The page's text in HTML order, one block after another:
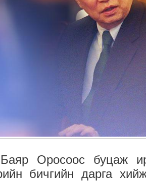
Оросоос буцаж
бичгийн дарга